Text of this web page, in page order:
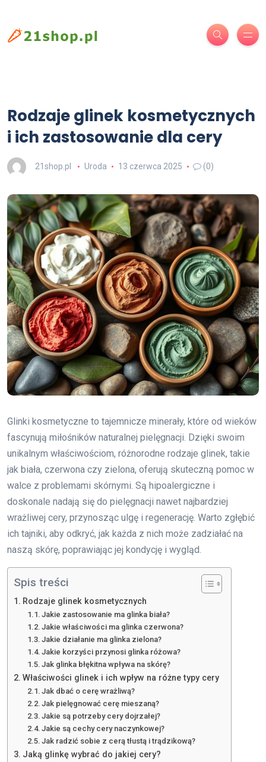
Rodzaje glinek kosmetycznych
i ich zastosowanie dla cery
21shop.pl Uroda 13 czerwca 2025 (0)
Glinki kosmetyczne to tajemnicze minerały, które od wieków
fascynują miłośników naturalnej pielęgnacji. Dzięki swoim
unikalnym właściwościom, różnorodne rodzaje glinek, takie
jak biała, czerwona czy zielona, oferują skuteczną pomoc w
walce z problemami skórnymi. Są hipoalergiczne i
doskonale nadają się do pielęgnacji nawet najbardziej
wrażliwej cery, przynosząc ulgę i regenerację. Warto zgłębić
ich tajniki, aby odkryć, jak każda z nich może zadziałać na
naszą skórę, poprawiając jej kondycję i wygląd.
Spis treści
Rodzaje glinek kosmetycznych
Jakie zastosowanie ma glinka biała?
Jakie właściwości ma glinka czerwona?
Jakie działanie ma glinka zielona?
Jakie korzyści przynosi glinka różowa?
Jak glinka błękitna wpływa na skórę?
Właściwości glinek i ich wpływ na różne typy cery
Jak dbać o cerę wrażliwą?
Jak pielęgnować cerę mieszaną?
Jakie są potrzeby cery dojrzałej?
Jakie są cechy cery naczynkowej?
Jak radzić sobie z cerą tłustą i trądzikową?
Jaką glinkę wybrać do jakiej cery?